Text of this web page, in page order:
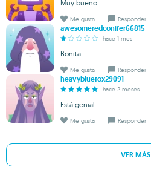
Muy bueno
Me gusta Responder
awesomeredconifer66815
hace 1 mes
Bonita.
Me gusta Responder
heavybluefox29091
hace 2 meses
Está genial.
Me gusta Responder
VER MÁS